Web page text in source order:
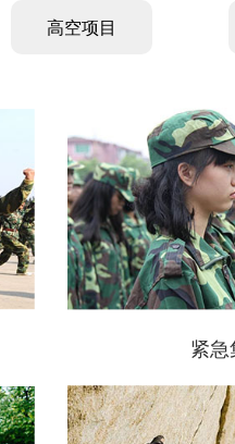
高空项目
紧急